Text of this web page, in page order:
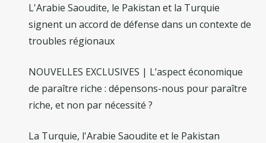
L'Arabie Saoudite, le Pakistan et la Turquie
signent un accord de défense dans un contexte de
troubles régionaux
NOUVELLES EXCLUSIVES | L’aspect économique
de paraître riche : dépensons-nous pour paraître
riche, et non par nécessité ?
La Turquie, l'Arabie Saoudite et le Pakistan